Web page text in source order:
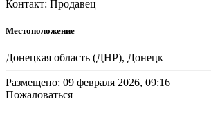
Контакт: Продавец
Местоположение
Донецкая область (ДНР), Донецк
Размещено: 09 февраля 2026, 09:16
Пожаловаться